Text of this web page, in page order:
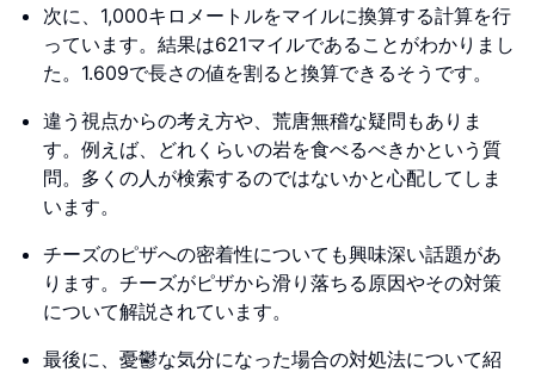
次に、1,000キロメートルをマイルに換算する計算を行
っています。結果は621マイルであることがわかりまし
た。1.609で長さの値を割ると換算できるそうです。
違う視点からの考え方や、荒唐無稽な疑問もありま
す。例えば、どれくらいの岩を食べるべきかという質
問。多くの人が検索するのではないかと心配してしま
います。
チーズのピザへの密着性についても興味深い話題があ
ります。チーズがピザから滑り落ちる原因やその対策
について解説されています。
最後に、憂鬱な気分になった場合の対処法について紹